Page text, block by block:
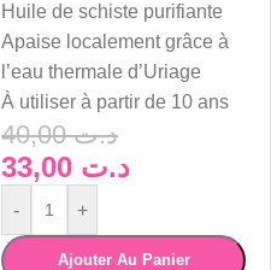
Huile de schiste purifiante
Apaise localement grâce à
l’eau thermale d’Uriage
À utiliser à partir de 10 ans
د.ت40,00
د.ت
- +
Ajouter Au Panier